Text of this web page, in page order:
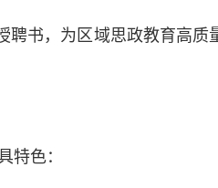
聘书，为区域思政教育高
色：